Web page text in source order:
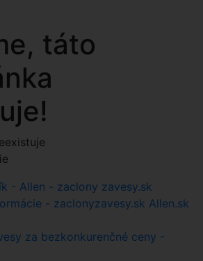
táto
- Allen - zaclony zavesy.sk
- zaclonyzavesy.sk Allen.sk
za bezkonkurenčné ceny -